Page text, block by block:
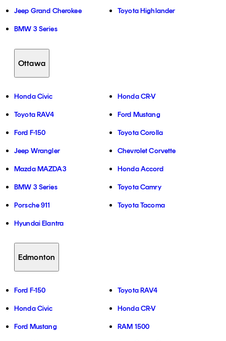
Jeep Grand Cherokee Toyota Highlander
BMW 3 Series
Ottawa
Honda Civic Honda CR-V
Toyota RAV4 Ford Mustang
Ford F-150 Toyota Corolla
Jeep Wrangler Chevrolet Corvette
Mazda MAZDA3 Honda Accord
BMW 3 Series Toyota Camry
Porsche 911 Toyota Tacoma
Hyundai Elantra
Edmonton
Ford F-150 Toyota RAV4
Honda Civic Honda CR-V
Ford Mustang RAM 1500